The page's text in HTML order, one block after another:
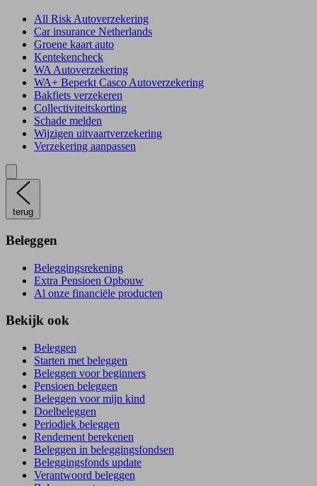
All Risk Autoverzekering
Car insurance Netherlands
Groene kaart auto
Kentekencheck
WA Autoverzekering
WA+ Beperkt Casco Autoverzekering
Bakfiets verzekeren
Collectiviteitskorting
Schade melden
Wijzigen uitvaartverzekering
Verzekering aanpassen
terug
Beleggen
Beleggingsrekening
Extra Pensioen Opbouw
Al onze financiële producten
Bekijk ook
Beleggen
Starten met beleggen
Beleggen voor beginners
Pensioen beleggen
Beleggen voor mijn kind
Doelbeleggen
Periodiek beleggen
Rendement berekenen
Beleggen in beleggingsfondsen
Beleggingsfonds update
Verantwoord beleggen